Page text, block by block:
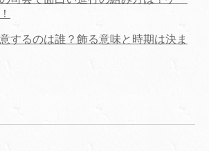
するのは誰？飾る意味と時期は決ま